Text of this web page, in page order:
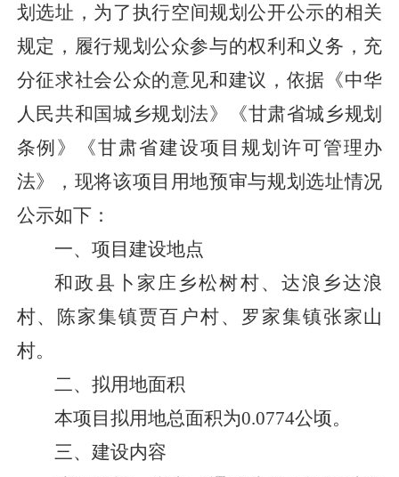
划选址， 为了执行空间规划公开公示的相关
规定，履行规划公众参与的权利和义务，充
分征求社会公众的意见和建议，依据《中华
人民共和国城乡规划法》《甘肃省城乡规划
条例 》《甘肃省建设项目规划许可管理办
法》，现将该项目用地预审与规划选址情况
公示如下：
一、项目建设地点
和政县卜家庄乡松树村、达浪乡达浪
村、陈家集镇贾百户村、罗家集镇张家山
村。
二、拟用地面积
本项目拟用地总面积为0.0774公顷。
三、建设内容